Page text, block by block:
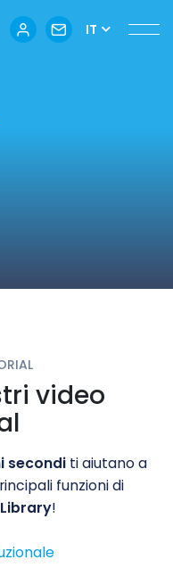
IT
video
seconditi aiutano a
funzioni di
!